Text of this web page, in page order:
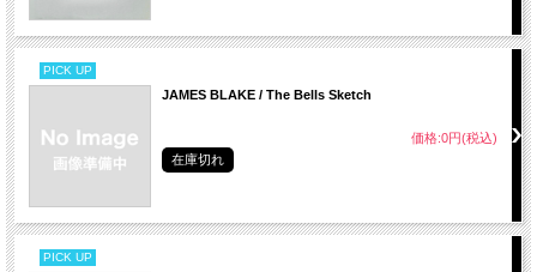
PICK UP
JAMES BLAKE / The Bells Sketch
価格:0円(税込)
在庫切れ
PICK UP